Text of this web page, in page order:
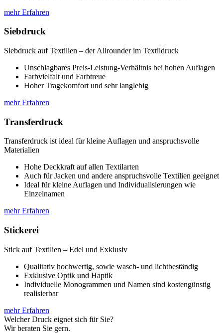
mehr Erfahren
Siebdruck
Siebdruck auf Textilien – der Allrounder im Textildruck
Unschlagbares Preis-Leistung-Verhältnis bei hohen Auflagen
Farbvielfalt und Farbtreue
Hoher Tragekomfort und sehr langlebig
mehr Erfahren
Transferdruck
Transferdruck ist ideal für kleine Auflagen und anspruchsvolle
Materialien
Hohe Deckkraft auf allen Textilarten
Auch für Jacken und andere anspruchsvolle Textilien geeignet
Ideal für kleine Auflagen und Individualisierungen wie
Einzelnamen
mehr Erfahren
Stickerei
Stick auf Textilien – Edel und Exklusiv
Qualitativ hochwertig, sowie wasch- und lichtbeständig
Exklusive Optik und Haptik
Individuelle Monogrammen und Namen sind kostengünstig
realisierbar
mehr Erfahren
Welcher Druck eignet sich für Sie?
Wir beraten Sie gern.